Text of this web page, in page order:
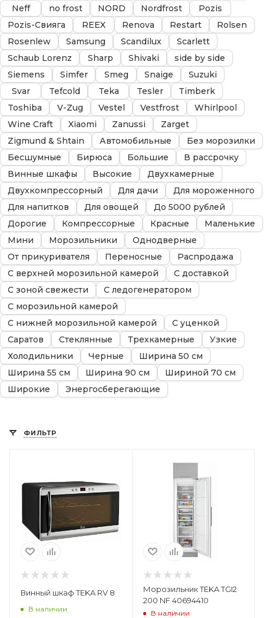
Neff
no frost NORD Nordfrost
Pozis
Pozis-Свияга
REEX Renova Restart
Rolsen
Rosenlew
Samsung Scandilux
Scarlett
Schaub Lorenz
Sharp Shivaki
side by side
Siemens
Simfer Smeg Snaige
Suzuki
Svar
Tefcold Teka Tesler
Timberk
Toshiba
V-Zug Vestel Vestfrost
Whirlpool
Wine Craft
Xiaomi Zanussi
Zarget
Zigmund & Shtain
Автомобильные
Без морозилки
Бесшумные
Бирюса Большие
В рассрочку
Винные шкафы
Высокие
Двухкамерные
Двухкомпрессорный
Для дачи
Для мороженного
Для напитков
Для овощей
До 5000 рублей
Дорогие
Компрессорные Красные
Маленькие
Мини
Морозильники
Однодверные
От прикуривателя
Переносные
Распродажа
С верхней морозильной камерой
С доставкой
С зоной свежести
С ледогенератором
С морозильной камерой
С нижней морозильной камерой
С уценкой
Саратов
Стеклянные Трехкамерные
Узкие
Холодильники
Черные
Ширина 50 см
Ширина 55 см
Ширина 90 см
Шириной 70 см
Широкие
Энергосберегающие
ФИЛЬТР
Винный шкаф TEKA RV 8
В наличии
Морозильник TEKA TGI2
200 NF 40694410
В наличии